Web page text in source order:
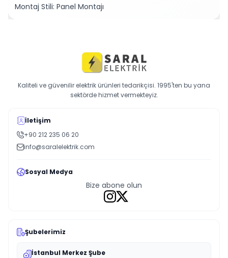
Montaj Stili: Panel Montajı
Kaliteli ve güvenilir elektrik ürünleri tedarikçisi. 1995'ten bu yana
sektörde hizmet vermekteyiz.
İletişim
+90 212 235 06 20
info@saralelektrik.com
Sosyal Medya
Bize abone olun
Şubelerimiz
İstanbul Merkez Şube